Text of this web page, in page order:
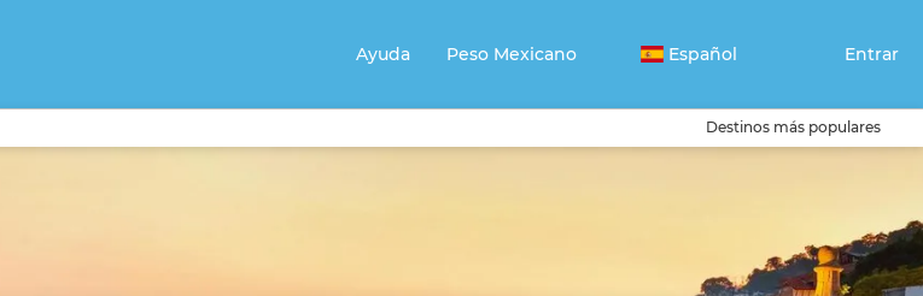
Ayuda Peso Mexicano Español Entrar
Destinos más populares